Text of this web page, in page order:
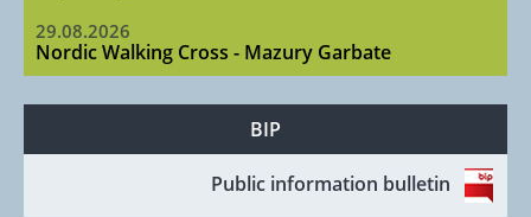
29.08.2026
Nordic Walking Cross - Mazury Garbate
BIP
Public information bulletin